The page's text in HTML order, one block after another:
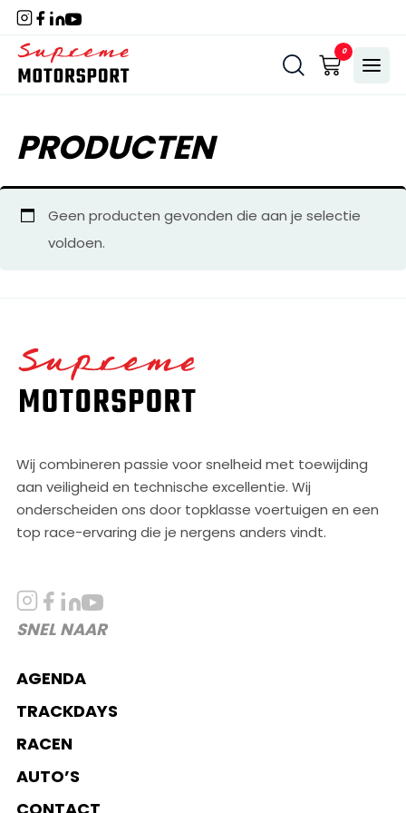
Naar
hoofdinhoud
Home 0
Menu
PRODUCTEN
Geen producten gevonden die aan je selectie
voldoen.
Home
Wij combineren passie voor snelheid met toewijding
aan veiligheid en technische excellentie. Wij
onderscheiden ons door topklasse voertuigen en een
top race-ervaring die je nergens anders vindt.
SNEL NAAR
AGENDA
TRACKDAYS
RACEN
AUTO’S